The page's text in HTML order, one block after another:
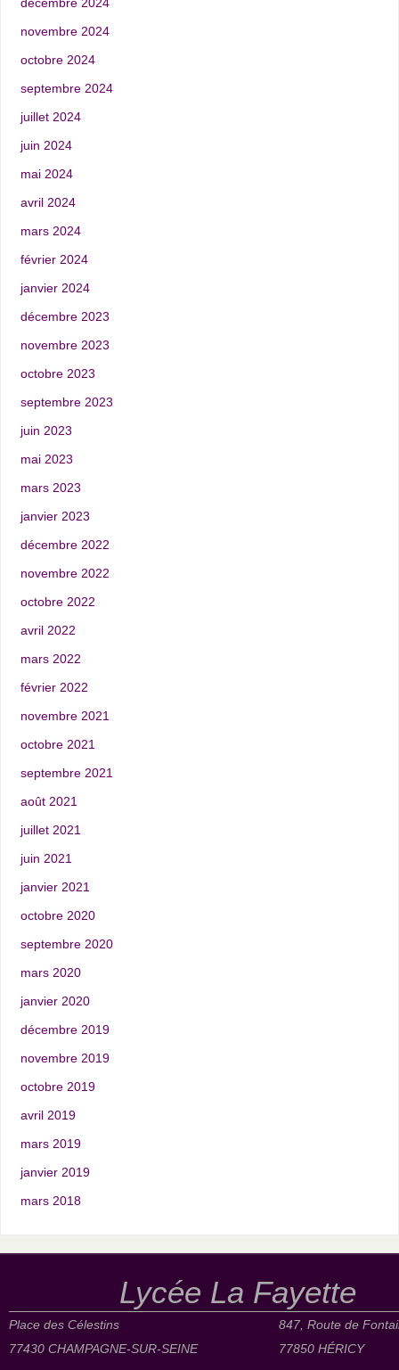
novembre 2024
octobre 2024
septembre 2024
juillet 2024
juin 2024
mai 2024
avril 2024
mars 2024
février 2024
janvier 2024
décembre 2023
novembre 2023
octobre 2023
septembre 2023
juin 2023
mai 2023
mars 2023
janvier 2023
décembre 2022
novembre 2022
octobre 2022
avril 2022
mars 2022
février 2022
novembre 2021
octobre 2021
septembre 2021
août 2021
juillet 2021
juin 2021
janvier 2021
octobre 2020
septembre 2020
mars 2020
janvier 2020
décembre 2019
novembre 2019
octobre 2019
avril 2019
mars 2019
janvier 2019
mars 2018
Lycée La Fayette
Place des Célestins
847, Route de
77430 CHAMPAGNE-SUR-SEINE
77850 HÉRICY